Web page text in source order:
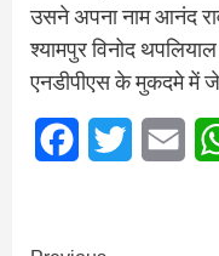
उसने अपना नाम आनंद
श्यामपुर विनोद
एनडीपीएस के मुकदमे में
FacebookTwitter